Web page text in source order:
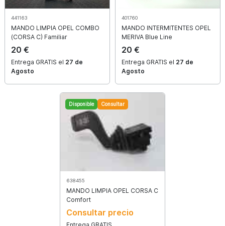
Entrega rápida
Entrega express 24/48 horas
Garantía de satisfacción
441163
MANDO LIMPIA OPEL COMBO
(CORSA C) Familiar
20 €
Entrega GRATIS el 27 de
Agosto
401760
MANDO INTERMITENTES OPEL
MERIVA Blue Line
20 €
Entrega GRATIS el 27 de
Agosto
Disponible Consultar
638455
MANDO LIMPIA OPEL CORSA C
Comfort
Consultar precio